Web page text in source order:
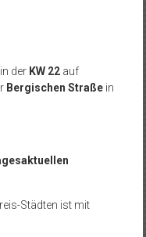
der KW 22 auf
Bergischen Straße in
Städten ist mit